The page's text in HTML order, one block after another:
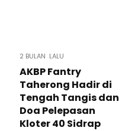
2 BULAN LALU
AKBP Fantry
Taherong Hadir di
Tengah Tangis dan
Doa Pelepasan
Kloter 40 Sidrap